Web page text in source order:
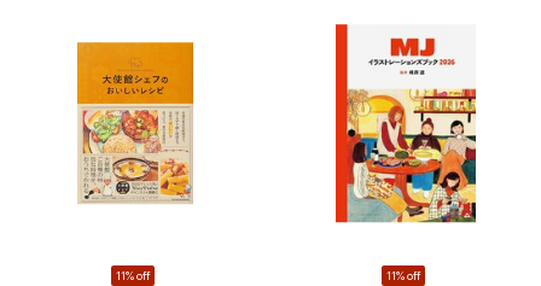
11% off 11% off